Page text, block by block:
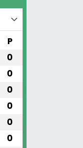
P
0
0
0
0
0
0